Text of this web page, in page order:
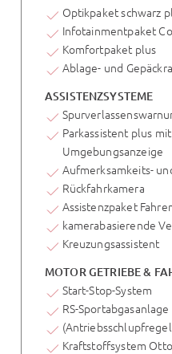
Optikpaket schwarz
Infotainmentpaket
Komfortpaket plus
Ablage- und
ASSISTENZSYSTEME
Parkassistent plus
Umgebungsanzeige
Aufmerksamkeits-
Rückfahrkamera
Assistenzpaket
kamerabasierende
Kreuzungsassistent
MOTOR GETRIEBE &
Start-Stop-System
RS-Sportabgasanlage
Kraftstoffsystem